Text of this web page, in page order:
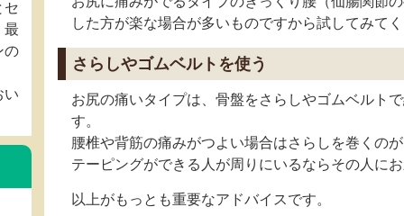
した方が楽な場合が多いものですから試してみて
さらしやゴムベルトを使う
お尻の痛いタイプは、骨盤をさらしやゴムベルト
す。
腰椎や背筋の痛みがつよい場合はさらしを巻くの
テーピングができる人が周りにいるならその人に
以上がもっとも重要なアドバイスです。
セ
最
の
い